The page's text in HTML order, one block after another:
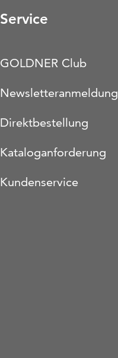
Service
GOLDNER Club
Newsletteranmeldung
Direktbestellung
Kataloganforderung
Kundenservice